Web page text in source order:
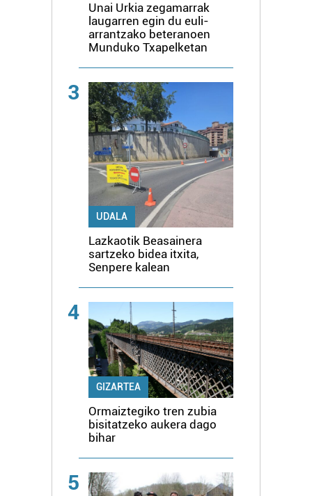
Unai Urkia zegamarrak
laugarren egin du euli-
arrantzako beteranoen
Munduko Txapelketan
3
UDALA
Lazkaotik Beasainera
sartzeko bidea itxita,
Senpere kalean
4
GIZARTEA
Ormaiztegiko tren zubia
bisitatzeko aukera dago
bihar
5